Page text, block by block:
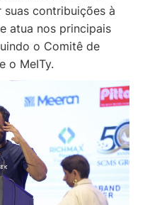
contribuições à
atua nos principais
o Comitê de
o MeITy.